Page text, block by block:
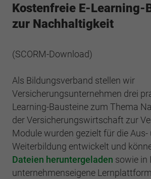
Kostenfreie E-Learning-
zur Nachhaltigkeit
(SCORM-Download)
Als Bildungsverband stellen wir
Versicherungsunternehmen drei
Learning-Bausteine zum Thema
der Versicherungswirtschaft zur
Module wurden gezielt für die Aus-
Weiterbildung entwickelt und
Dateien heruntergeladen sowie in
unternehmenseigene